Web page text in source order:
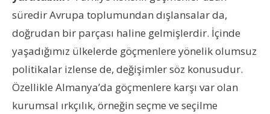
süredir Avrupa toplumundan dışlansalar da,
doğrudan bir parçası haline gelmişlerdir. İçinde
yaşadığımız ülkelerde göçmenlere yönelik olumsuz
politikalar izlense de, değişimler söz konusudur.
Özellikle Almanya’da göçmenlere karşı var olan
kurumsal ırkçılık, örneğin seçme ve seçilme